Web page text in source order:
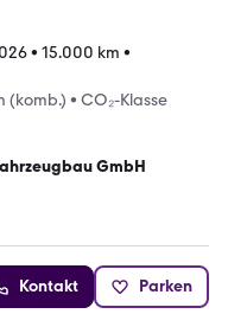
• 15.000 km •
(komb.) • CO₂-Klasse
GmbH
Kontakt Parken